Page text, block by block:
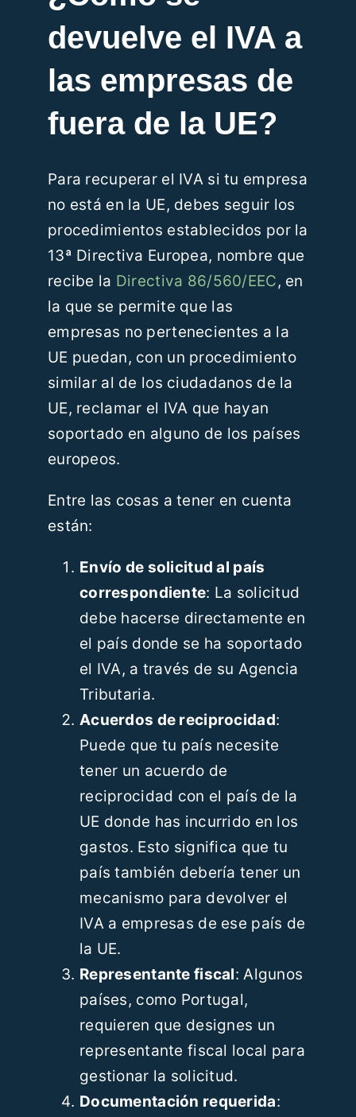
devuelve el IVA a
las empresas de
fuera de la UE?
Para recuperar el IVA si tu empresa
no está en la UE, debes seguir los
procedimientos establecidos por la
13ª Directiva Europea, nombre que
recibe la Directiva 86/560/EEC, en
la que se permite que las
empresas no pertenecientes a la
UE puedan, con un procedimiento
similar al de los ciudadanos de la
UE, reclamar el IVA que hayan
soportado en alguno de los países
europeos.
Entre las cosas a tener en cuenta
están:
Envío de solicitud al país
correspondiente: La solicitud
debe hacerse directamente en
el país donde se ha soportado
el IVA, a través de su Agencia
Tributaria.
Acuerdos de reciprocidad:
Puede que tu país necesite
tener un acuerdo de
reciprocidad con el país de la
UE donde has incurrido en los
gastos. Esto significa que tu
país también debería tener un
mecanismo para devolver el
IVA a empresas de ese país de
la UE.
Representante fiscal: Algunos
países, como Portugal,
requieren que designes un
representante fiscal local para
gestionar la solicitud.
Documentación requerida: